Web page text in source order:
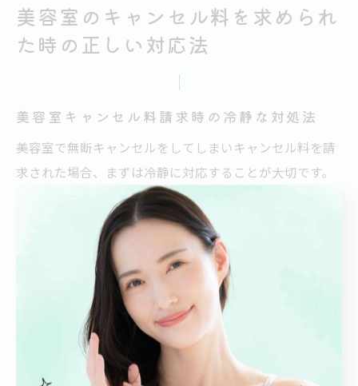
美容室のキャンセル料を求められ
た時の正しい対応法
美容室キャンセル料請求時の冷静な対処法
美容室で無断キャンセルをしてしまいキャンセル料を請
求された場合、まずは冷静に対応することが大切です。
焦って感情的になってしまうと、トラブルが大きくなる
リスクがあります。請求内容や金額、請求方法などをし
っかりと確認しましょう。
もし納得できない場合は、なぜ請求されているのか理由
をサロン側に確認し、自分の事情や体調不良などやむを
得ない理由がある場合は誠実に伝えることが重要です。
多くの美容室ではキャンセルポリシーに基づき請求を行
っているため、まずはポリシーの内容を理解した上で対